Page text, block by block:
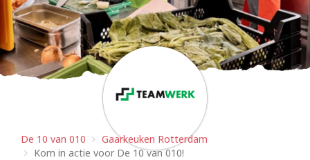
De 10 van 010
Gaarkeuken Rotterdam
Kom in actie voor De 10 van 010!